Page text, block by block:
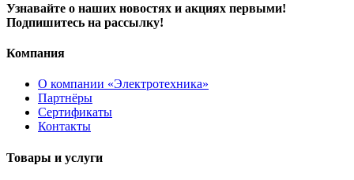
Узнавайте о наших новостях и акциях первыми!
Подпишитесь на рассылку!
Компания
О компании «Электротехника»
Партнёры
Сертификаты
Контакты
Товары и услуги